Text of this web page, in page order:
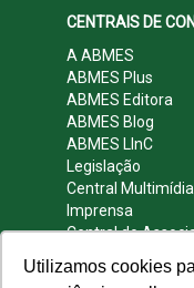
Utilizamos cookies
CENTRAIS DE
A ABMES
ABMES Plus
ABMES Editora
ABMES Blog
ABMES LInC
Legislação
Central Multimídia
Imprensa
Central do